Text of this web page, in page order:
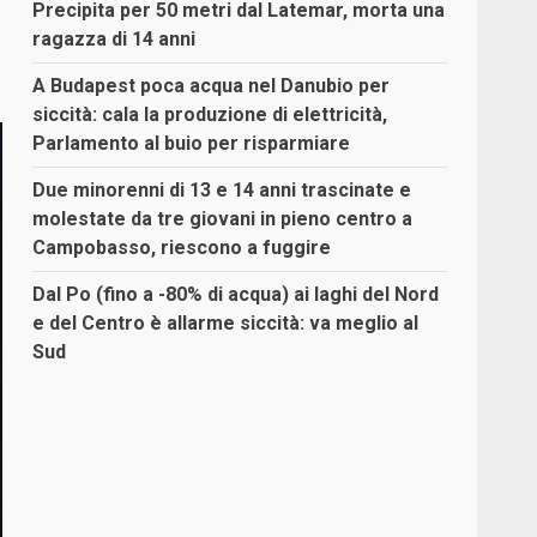
Precipita per 50 metri dal Latemar, morta una
ragazza di 14 anni
A Budapest poca acqua nel Danubio per
siccità: cala la produzione di elettricità,
Parlamento al buio per risparmiare
Due minorenni di 13 e 14 anni trascinate e
molestate da tre giovani in pieno centro a
Campobasso, riescono a fuggire
Dal Po (fino a -80% di acqua) ai laghi del Nord
e del Centro è allarme siccità: va meglio al
Sud